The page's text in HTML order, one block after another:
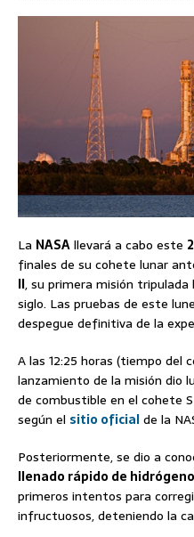
La NASAllevará a cabo este
finales de su cohete lunar
II, su primera misión
siglo. Las pruebas de este
despegue definitiva de la
A las 12:25 horas (tiempo del
lanzamiento de la misión dio
de combustible en el cohete
según el sitio oficialde la
Posteriormente, se dio a
llenado rápido de
primeros intentos para
infructuosos, deteniendo la